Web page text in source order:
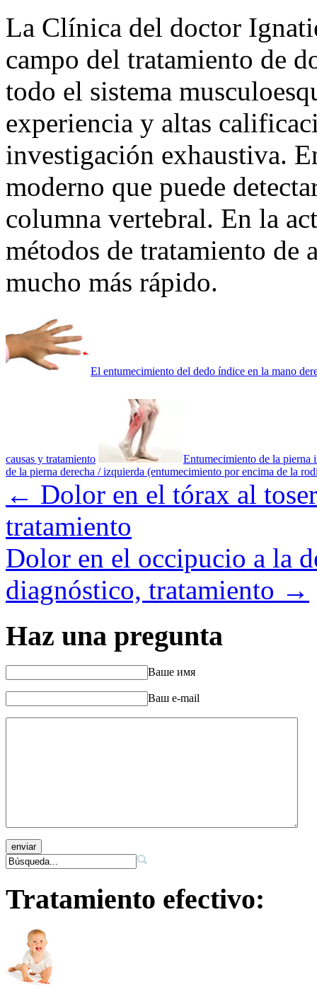
La Clínica del doctor
campo del tratamiento de
todo el sistema
experiencia y altas
investigación exhaustiva.
moderno que puede
columna vertebral. En la
métodos de tratamiento de
mucho más rápido.
El entumecimiento del dedo índice en la mano
causas y tratamiento
Entumecimiento de la pierna
de la pierna derecha / izquierda (entumecimiento por encima de la
← Dolor en el tórax al
tratamiento
Dolor en el occipucio a la
diagnóstico, tratamiento →
Haz una pregunta
Ваше имя
Ваш e-mail
Tratamiento efectivo: